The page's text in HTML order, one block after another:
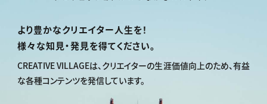
より豊かなクリエイター人生を！
様々な知見・発見を得てください。
CREATIVE VILLAGEは、 クリエイターの生涯価値向上のため、有益
な各種コンテンツを発信しています。